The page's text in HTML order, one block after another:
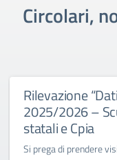
Circolari,
Rilevazione
2025/2026 –
statali e Cpia
Si prega di prendere